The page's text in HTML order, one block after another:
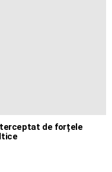
de forțele